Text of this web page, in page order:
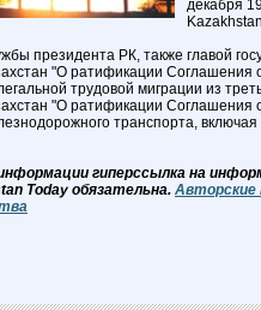
декабря
президента РК, также главой
"О ратификации Соглашения
трудовой миграции из
"О ратификации Соглашения
транспорта,
гиперссылка на
Today обязательна. Авторские